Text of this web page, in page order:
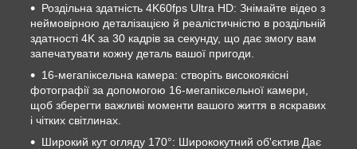
Роздільна здатність 4K60fps Ultra HD: Знімайте відео з
неймовірною деталізацією й реалістичністю в роздільній
здатності 4K за 30 кадрів за секунду, що дає змогу вам
запечатувати кожну деталь вашої пригоди.
16-мегапіксельна камера: створіть високоякісні
фотографії за допомогою 16-мегапіксельної камери,
щоб зберегти важливі моменти вашого життя в яскравих
і чітких світлинах.
Широкий кут огляду 170°: Ширококутний об'єктив Дає